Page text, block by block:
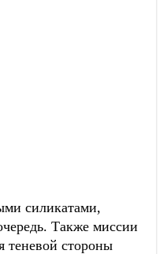
силикатами,
Также миссии
теневой стороны